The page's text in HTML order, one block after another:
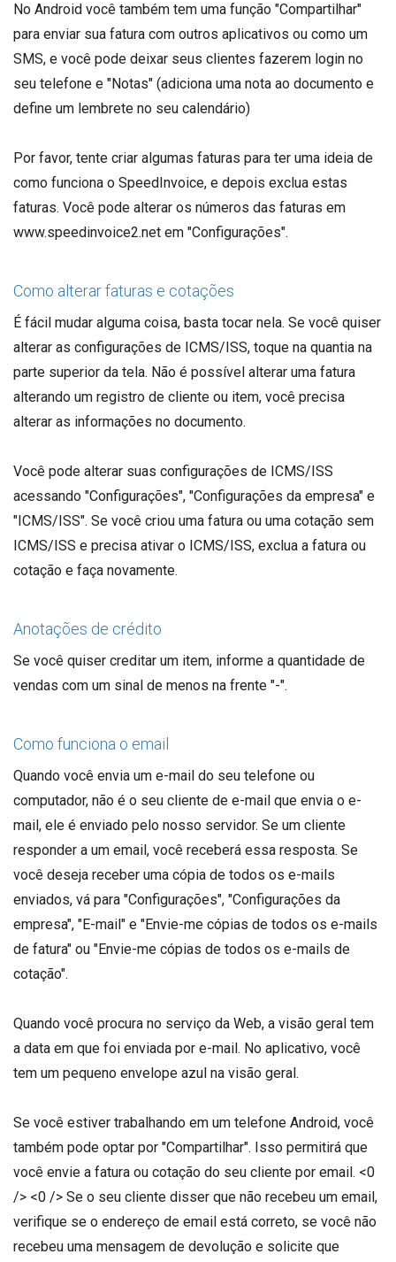
No Android você também tem uma função "Compartilhar"
para enviar sua fatura com outros aplicativos ou como um
SMS, e você pode deixar seus clientes fazerem login no
seu telefone e "Notas" (adiciona uma nota ao documento e
define um lembrete no seu calendário)
Por favor, tente criar algumas faturas para ter uma ideia de
como funciona o SpeedInvoice, e depois exclua estas
faturas. Você pode alterar os números das faturas em
www.speedinvoice2.net em "Configurações".
Como alterar faturas e cotações
É fácil mudar alguma coisa, basta tocar nela. Se você quiser
alterar as configurações de ICMS/ISS, toque na quantia na
parte superior da tela. Não é possível alterar uma fatura
alterando um registro de cliente ou item, você precisa
alterar as informações no documento.
Você pode alterar suas configurações de ICMS/ISS
acessando "Configurações", "Configurações da empresa" e
"ICMS/ISS". Se você criou uma fatura ou uma cotação sem
ICMS/ISS e precisa ativar o ICMS/ISS, exclua a fatura ou
cotação e faça novamente.
Anotações de crédito
Se você quiser creditar um item, informe a quantidade de
vendas com um sinal de menos na frente "-".
Como funciona o email
Quando você envia um e-mail do seu telefone ou
computador, não é o seu cliente de e-mail que envia o e-
mail, ele é enviado pelo nosso servidor. Se um cliente
responder a um email, você receberá essa resposta. Se
você deseja receber uma cópia de todos os e-mails
enviados, vá para "Configurações", "Configurações da
empresa", "E-mail" e "Envie-me cópias de todos os e-mails
de fatura" ou "Envie-me cópias de todos os e-mails de
cotação".
Quando você procura no serviço da Web, a visão geral tem
a data em que foi enviada por e-mail. No aplicativo, você
tem um pequeno envelope azul na visão geral.
Se você estiver trabalhando em um telefone Android, você
também pode optar por "Compartilhar". Isso permitirá que
você envie a fatura ou cotação do seu cliente por email. <0
/> <0 /> Se o seu cliente disser que não recebeu um email,
verifique se o endereço de email está correto, se você não
recebeu uma mensagem de devolução e solicite que